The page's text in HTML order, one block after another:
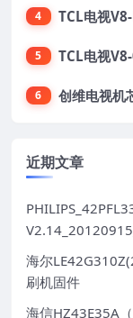
4
5
6 创维电视机
近期文章
海尔
刷机固件
海信HZ43E35A